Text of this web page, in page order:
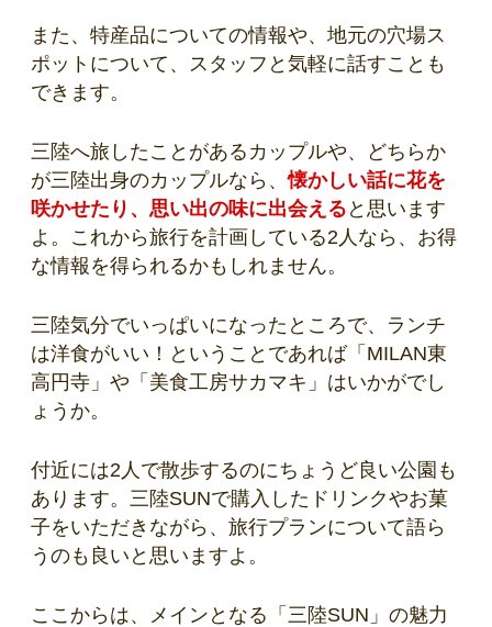
また、特産品についての情報や、地元の穴場ス
ポットについて、スタッフと気軽に話すことも
できます。
三陸へ旅したことがあるカップルや、どちらか
が三陸出身のカップルなら、懐かしい話に花を
咲かせたり、思い出の味に出会える と思います
よ。これから旅行を計画している2人なら、お得
な情報を得られるかもしれません。
三陸気分でいっぱいになったところで、ランチ
は洋食がいい！ということであれば「MILAN東
高円寺」や「美食工房サカマキ」はいかがでし
ょうか。
付近には2人で散歩するのにちょうど良い公園も
あります。三陸SUNで購入したドリンクやお菓
子をいただきながら、旅行プランについて語ら
うのも良いと思いますよ。
ここからは、メインとなる「三陸SUN」の魅力